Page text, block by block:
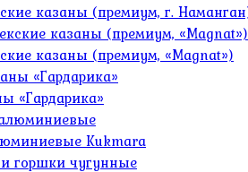
казаны (премиум, г.
казаны (премиум, «Magnat»)
«Гардарика»
Kukmara